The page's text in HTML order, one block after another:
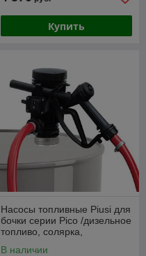
Купить
Насосы топливные Piusi для
бочки серии Pico /дизельное
топливо, солярка,
В наличии